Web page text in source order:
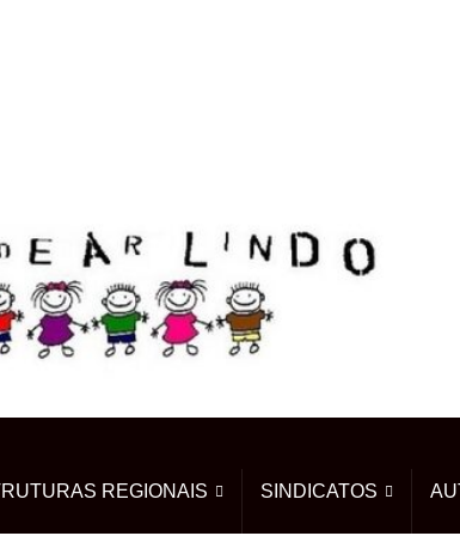
REGIONAIS SINDICATOS